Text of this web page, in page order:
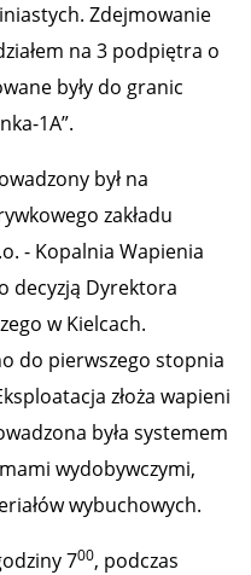
Zdejmowanie
na 3 podpiętra o
były do granic
1A”.
był na
zakładu
- Kopalnia Wapienia
decyzją Dyrektora
w Kielcach.
do pierwszego stopnia
złoża wapieni
była systemem
wydobywczymi,
wybuchowych.
700, podczas